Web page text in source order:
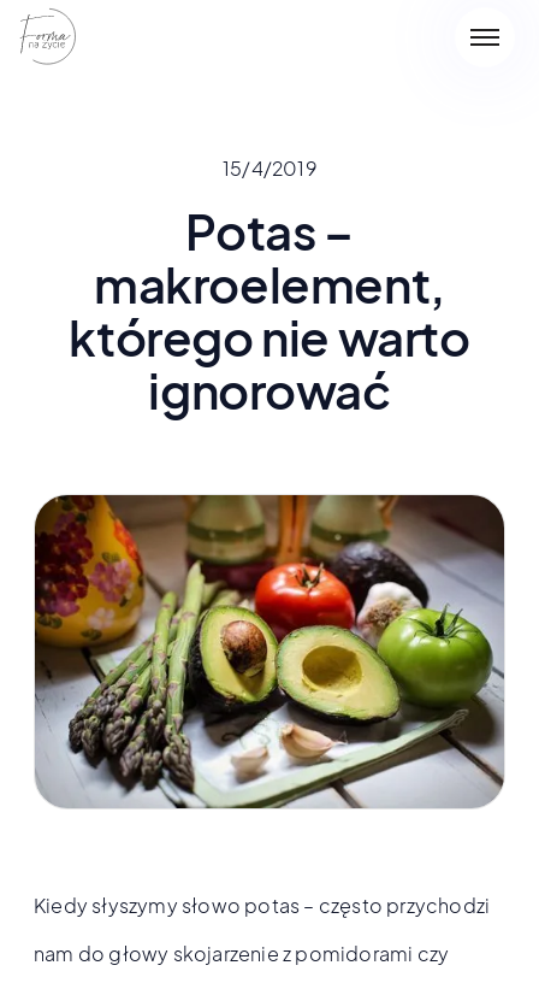
15/4/2019
Potas –
makroelement,
którego nie warto
ignorować
Kiedy słyszymy słowo potas – często przychodzi
nam do głowy skojarzenie z pomidorami czy